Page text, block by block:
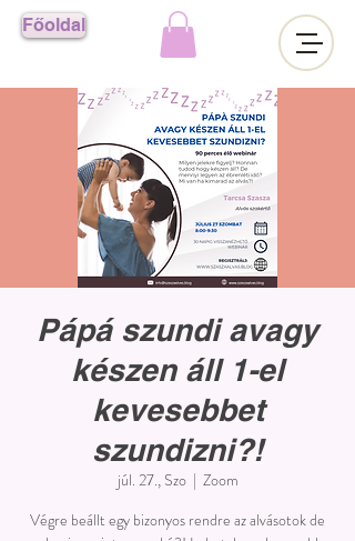
Főoldal
Pápá szundi avagy
készen áll 1-el
kevesebbet
szundizni?!
júl. 27., Szo
  |
Zoom
Végre beállt egy bizonyos rendre az alvásotok de